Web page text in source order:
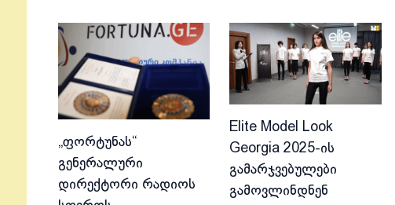
„ფორტუნას“
გენერალური
დირექტორი რადიოს
Elite Model Look
Georgia 2025-ის
გამარჯვებულები
გამოვლინდნენ